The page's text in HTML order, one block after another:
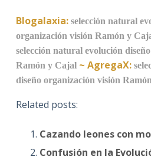
Blogalaxia: selección natural
organización visión Ramón y
selección natural evolución diseño
Ramón y Cajal~ AgregaX:
diseño organización visión
Related posts:
Cazando leones con
Confusión en la